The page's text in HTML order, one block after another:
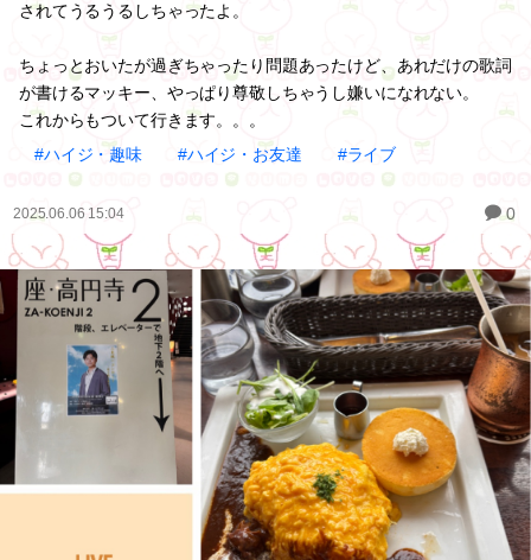
されてうるうるしちゃったよ。
ちょっとおいたが過ぎちゃったり問題あったけど、あれだけの歌詞
が書けるマッキー、やっぱり尊敬しちゃうし嫌いになれない。
これからもついて行きます。。。
#ハイジ・趣味
#ハイジ・お友達 #ライブ
2025.06.06 15:04 0